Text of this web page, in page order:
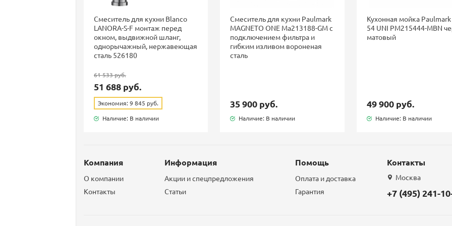
Смеситель для кухни Blanco
LANORA-S-F монтаж перед
окном, выдвижной шланг,
однорычажный, нержавеющая
сталь 526180
61 533 руб.
51 688 руб.
Экономия: 9 845 руб.
Наличие: В наличии
Смеситель для кухни Paulmark
MAGNETO ONE Ma213188-GM с
подключением фильтра и
гибким изливом вороненая
сталь
35 900 руб.
Наличие: В наличии
Кухонная мойка Paulmark
54 UNI PM215444-MBN
матовый
49 900 руб.
Наличие: В наличии
Компания
О компании
Контакты
Информация
Акции и спецпредложения
Статьи
Помощь
Оплата и доставка
Гарантия
Контакты
Москва
+7 (495) 241-